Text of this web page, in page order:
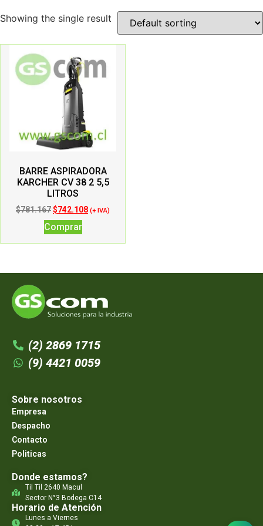
Showing the single result
BARRE ASPIRADORA
KARCHER CV 38 2 5,5
LITROS
$781.167$742.108 (+ IVA)
Comprar
(2) 2869 1715
(9) 4421 0059
Sobre nosotros
Empresa
Despacho
Contacto
Politicas
Donde estamos?
Til Til 2640 Macul
Sector N°3 Bodega C14
Horario de Atención
Lunes a Viernes